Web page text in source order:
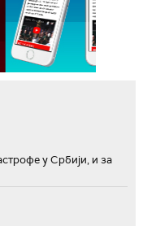
у Србији, и за